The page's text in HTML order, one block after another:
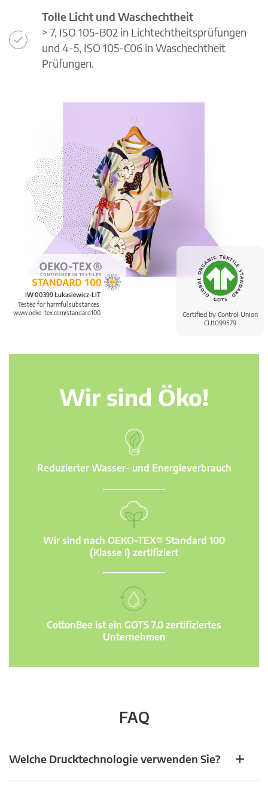
Certified by Control Union
CU1099579
IW 00399 Łukasiewicz-ŁIT
Tested for harmful substances.
www.oeko-tex.com/standard100
Tolle Licht und Waschechtheit
> 7, ISO 105-B02 in Lichtechtheitsprüfungen
und 4-5, ISO 105-C06 in Waschechtheit
Prüfungen.
Wir sind Öko!
Reduzierter Wasser- und Energieverbrauch
Wir sind nach OEKO-TEX® Standard 100
(Klasse I) zertifiziert
CottonBee ist ein GOTS 7.0 zertifiziertes
Unternehmen
FAQ
Welche Drucktechnologie verwenden Sie?